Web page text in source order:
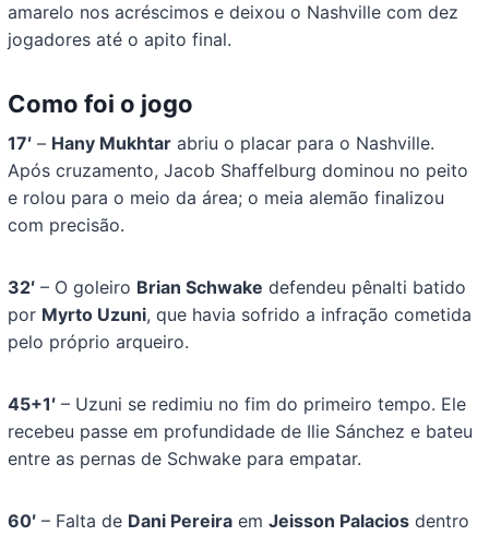
amarelo nos acréscimos e deixou o Nashville com dez
jogadores até o apito final.
Como foi o jogo
17′ – Hany Mukhtar abriu o placar para o Nashville.
Após cruzamento, Jacob Shaffelburg dominou no peito
e rolou para o meio da área; o meia alemão finalizou
com precisão.
32′ – O goleiro Brian Schwake defendeu pênalti batido
por Myrto Uzuni, que havia sofrido a infração cometida
pelo próprio arqueiro.
45+1′ – Uzuni se redimiu no fim do primeiro tempo. Ele
recebeu passe em profundidade de Ilie Sánchez e bateu
entre as pernas de Schwake para empatar.
60′ – Falta de Dani Pereira emJeisson Palacios dentro